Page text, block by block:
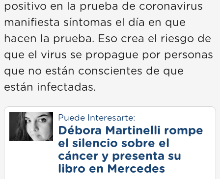
positivo en la prueba de coronavirus
manifiesta síntomas el día en que
hacen la prueba. Eso crea el riesgo de
que el virus se propague por personas
que no están conscientes de que
están infectadas.
Puede Interesarte:
Débora Martinelli rompe
el silencio sobre el
cáncer y presenta su
libro en Mercedes